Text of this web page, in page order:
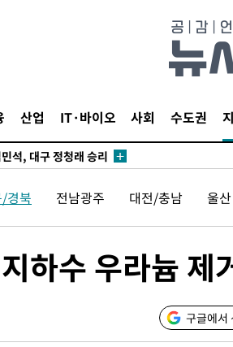
산업 IT·바이오 사회 수도권
별세
로 승리…정청래
석, 대구 정청래 승리
청래 47.82%·김민석
민석 승리…50.30%
…데뷔 10년 차에 첫
에 1-0 승리(종합)
고 슈팅 0개
경북 전남광주 대전/충남 울산
하수 우라늄 제
구글에서